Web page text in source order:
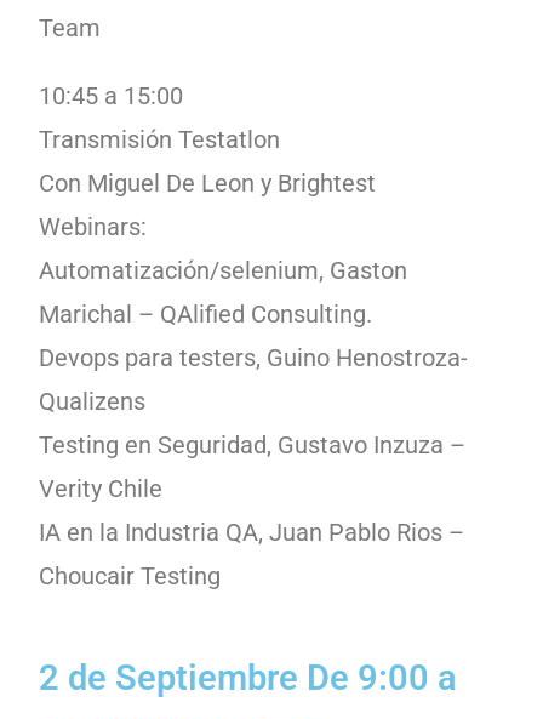
Team
10:45 a 15:00
Transmisión Testatlon
Con Miguel De Leon y Brightest
Webinars:
Automatización/selenium, Gaston
Marichal – QAlified Consulting.
Devops para testers, Guino Henostroza-
Qualizens
Testing en Seguridad, Gustavo Inzuza –
Verity Chile
IA en la Industria QA, Juan Pablo Rios –
Choucair Testing
2 de Septiembre De 9:00 a